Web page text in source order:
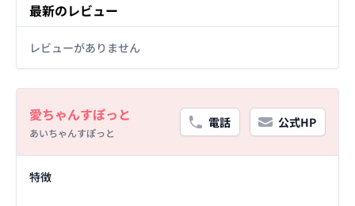
最新のレビュー
レビューがありません
愛ちゃんすぽっと
あいちゃんすぽっと
電話 公式HP
特徴